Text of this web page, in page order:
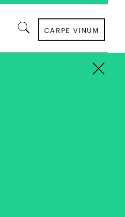
CARPE VINUM
φανατική
στο χρόνο θα
×